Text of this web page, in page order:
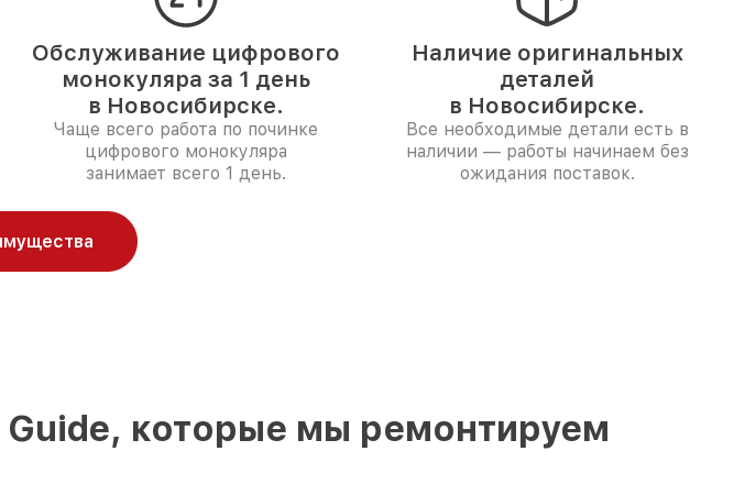
Обслуживание цифрового
монокуляра за 1 день
в Новосибирске.
Чаще всего работа по починке
цифрового монокуляра
занимает всего 1 день.
Наличие оригинальных
деталей
в Новосибирске.
Все необходимые детали есть в
наличии — работы начинаем без
ожидания поставок.
которые мы ремонтируем